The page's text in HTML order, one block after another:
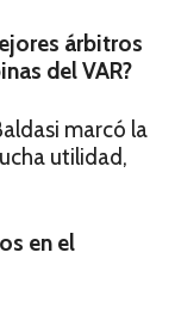
árbitros
del VAR?
marcó la
utilidad,
en el